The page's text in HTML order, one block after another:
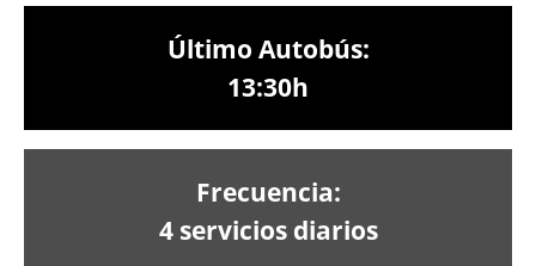
Último Autobús:
13:30h
Frecuencia:
4 servicios diarios